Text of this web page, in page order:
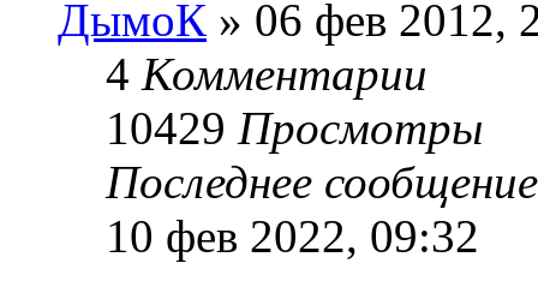
ДымоК » 06 фев 2012,
4 Комментарии
10429 Просмотры
Последнее
10 фев 2022, 09:32